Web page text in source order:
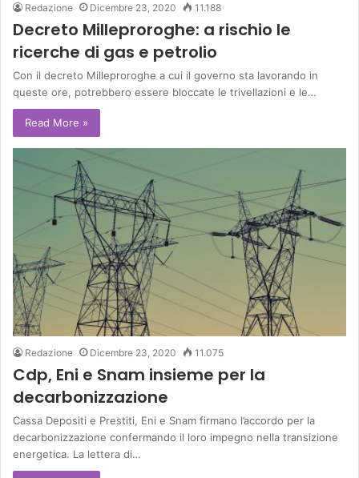
Redazione Dicembre 23, 2020 11.188
Decreto Milleproroghe: a rischio le
ricerche di gas e petrolio
Con il decreto Milleproroghe a cui il governo sta lavorando in
queste ore, potrebbero essere bloccate le trivellazioni e le…
Read More »
Redazione Dicembre 23, 2020 11.075
Cdp, Eni e Snam insieme per la
decarbonizzazione
Cassa Depositi e Prestiti, Eni e Snam firmano l’accordo per la
decarbonizzazione confermando il loro impegno nella transizione
energetica. La lettera di…